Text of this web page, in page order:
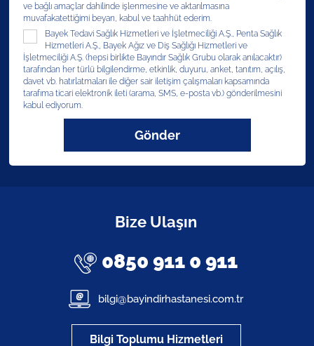
ve bağlı amaçlar dahilinde işlenmesine ve aktarılmasına
muvafakatettiğimi beyan, kabul ve taahhüt ederim.
Bayek Tedavi Sağlık Hizmetleri ve İşletmeciliği A.Ş., Penta Sağlık
Hizmetleri A.Ş., Bayek Ağız ve Diş Sağlığı Hizmetleri ve
İşletmeciliği A.Ş. (hepsi birlikte Bayındır Sağlık Grubu olarak anılacaktır)
tarafından her türlü bilgilendirme, etkinlik, duyuru, anket, tanıtım, açılış,
davet vb. hatırlatmaları ile diğer sair iletişim çalışmaları kapsamında
tarafıma ticari elektronik ileti (arama, SMS, e-posta vb.) gönderilmesini
kabul ediyorum.
Gönder
Bize Ulaşın
0850 911 0 911
bilgi@bayindirhastanesi.com.tr
Bilgi Toplumu Hizmetleri